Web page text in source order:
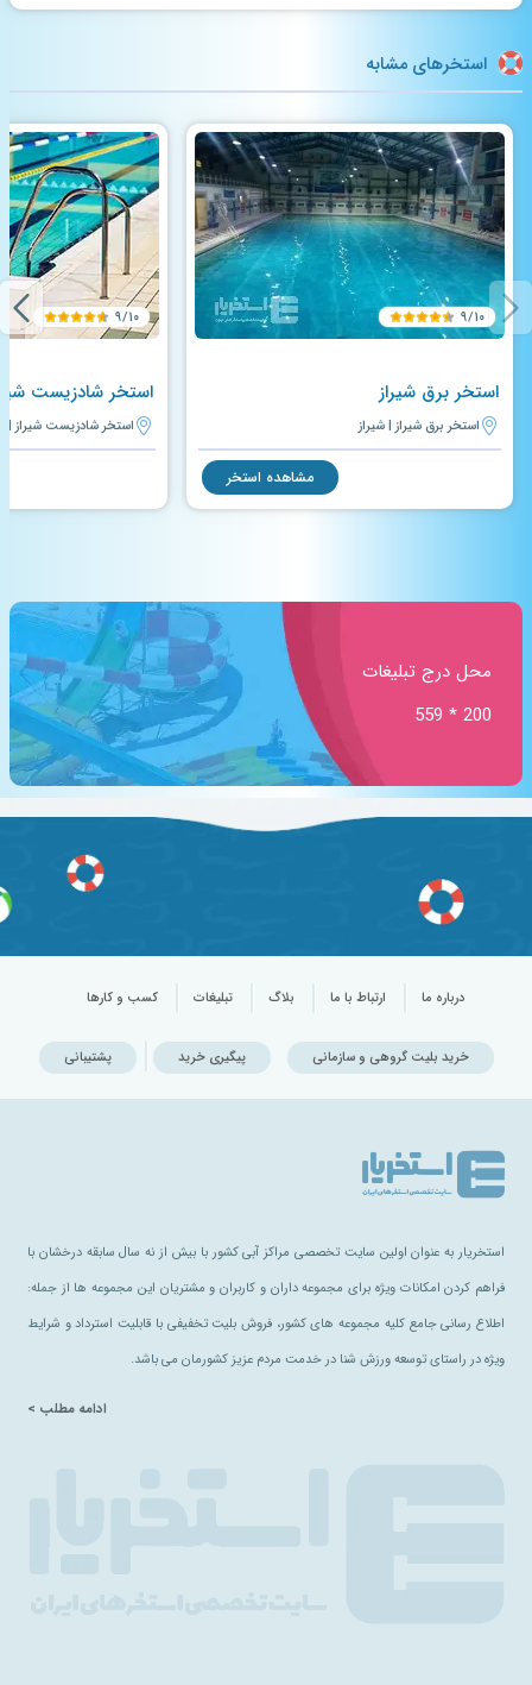
استخرهای مشابه
۹/۱۰
استخر برق شیراز
استخر برق شیراز | شیراز
مشاهده استخر
۹/۱۰
استخر شادزیست
استخر شادزیست شیراز |
محل درج تبلیغات
200 * 559
درباره ما ارتباط با ما بلاگ تبلیغات کسب و کارها
خرید بلیت گروهی و سازمانی پیگیری خرید پشتیبانی
استخریار به عنوان اولین سایت تخصصی مراکز آبی کشور با بیش از نه سال سابقه درخشان با
فراهم کردن امکانات ویژه برای مجموعه داران و کاربران و مشتریان این مجموعه ها از جمله:
اطلاع رسانی جامع کلیه مجموعه های کشور، فروش بلیت تخفیفی با قابلیت استرداد و شرایط
ویژه در راستای توسعه ورزش شنا در خدمت مردم عزیز کشورمان می باشد.
ادامه مطلب >